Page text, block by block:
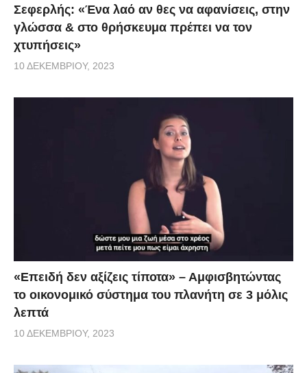
Σεφερλής: «Ένα λαό αν θες να αφανίσεις, στην
γλώσσα & στο θρήσκευμα πρέπει να τον
χτυπήσεις»
10 ΔΕΚΕΜΒΡΊΟΥ, 2023
«Επειδή δεν αξίζεις τίποτα» – Αμφισβητώντας
το οικονομικό σύστημα του πλανήτη σε 3 μόλις
λεπτά
10 ΔΕΚΕΜΒΡΊΟΥ, 2023